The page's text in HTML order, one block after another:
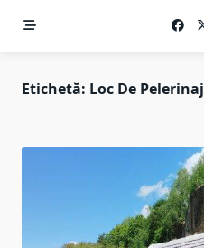
Etichetă: Loc De Pelerinaj